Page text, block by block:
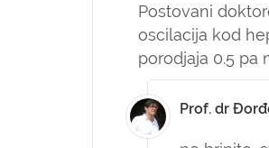
Postovani
oscilacija kod
porodjaja 0.5 pa
Prof. dr